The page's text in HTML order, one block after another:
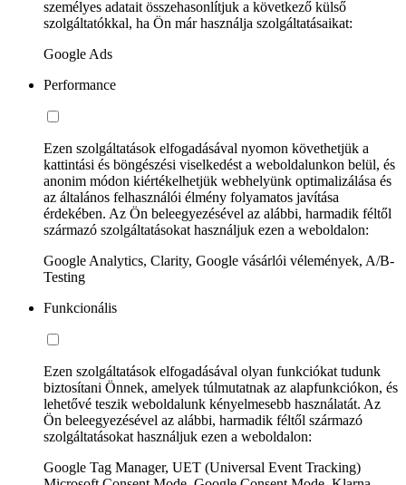
személyes adatait összehasonlítjuk a következő külső
szolgáltatókkal, ha Ön már használja szolgáltatásaikat:
Google Ads
Performance
Ezen szolgáltatások elfogadásával nyomon követhetjük a
kattintási és böngészési viselkedést a weboldalunkon belül, és
anonim módon kiértékelhetjük webhelyünk optimalizálása és
az általános felhasználói élmény folyamatos javítása
érdekében. Az Ön beleegyezésével az alábbi, harmadik féltől
származó szolgáltatásokat használjuk ezen a weboldalon:
Google Analytics, Clarity, Google vásárlói vélemények, A/B-
Testing
Funkcionális
Ezen szolgáltatások elfogadásával olyan funkciókat tudunk
biztosítani Önnek, amelyek túlmutatnak az alapfunkciókon, és
lehetővé teszik weboldalunk kényelmesebb használatát. Az
Ön beleegyezésével az alábbi, harmadik féltől származó
szolgáltatásokat használjuk ezen a weboldalon:
Google Tag Manager, UET (Universal Event Tracking)